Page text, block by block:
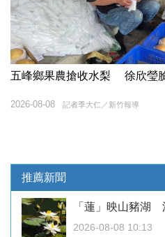
五峰鄉果農搶收水梨 徐欣瑩
記者季大仁／新竹報導
2026-08-08
推薦新聞
「蓮」映山豬湖
2026-08-08 10:13